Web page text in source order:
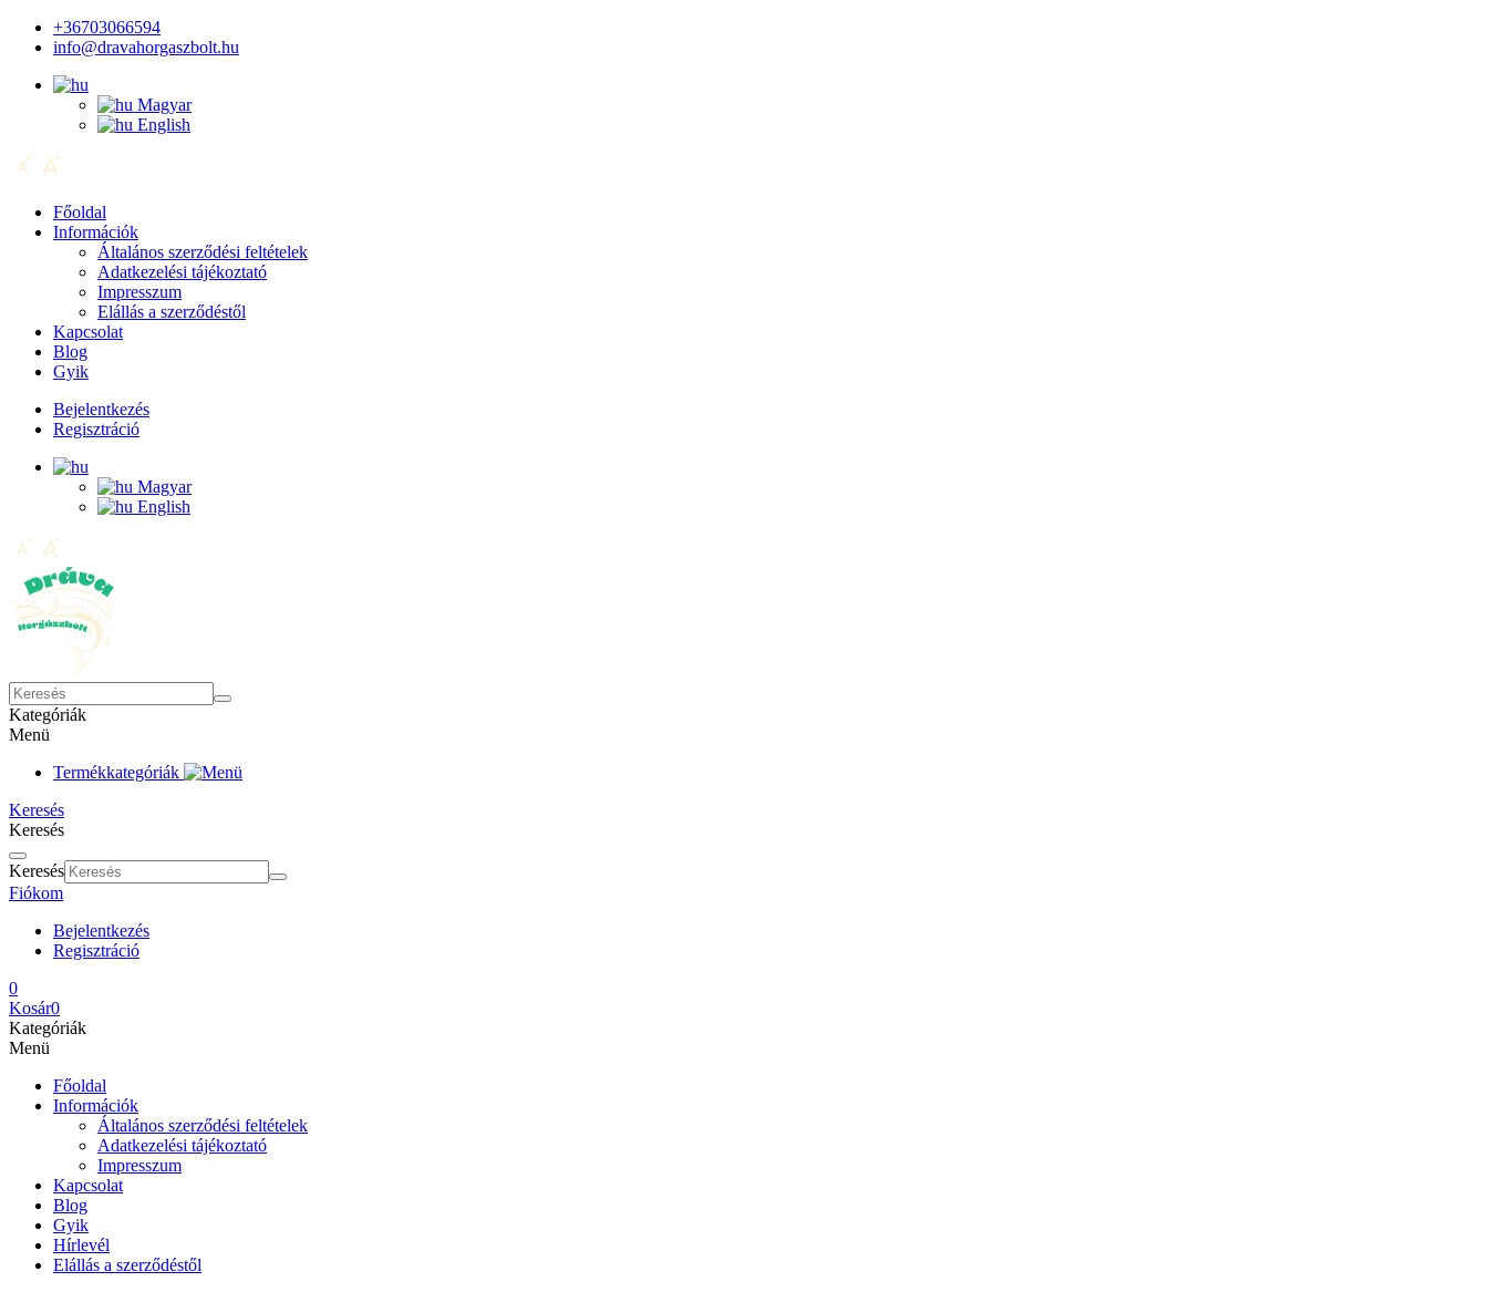
+36703066594
info@dravahorgaszbolt.hu
Magyar
English
Főoldal
Információk
Általános szerződési feltételek
Adatkezelési tájékoztató
Impresszum
Elállás a szerződéstől
Kapcsolat
Blog
Gyik
Bejelentkezés
Regisztráció
Magyar
English
Kategóriák
Menü
Termékkategóriák
Keresés
Keresés
Keresés
Fiókom
Bejelentkezés
Regisztráció
0
Kosár0
Kategóriák
Menü
Főoldal
Információk
Általános szerződési feltételek
Adatkezelési tájékoztató
Impresszum
Kapcsolat
Blog
Gyik
Hírlevél
Elállás a szerződéstől